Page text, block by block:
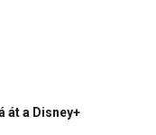
át a Disney+